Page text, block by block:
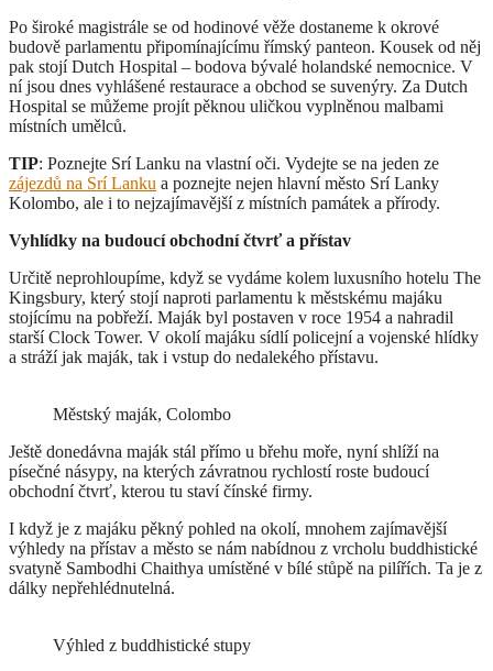
Po široké magistrále se od hodinové věže dostaneme k okrové
budově parlamentu připomínajícímu římský panteon. Kousek od něj
pak stojí Dutch Hospital – bodova bývalé holandské nemocnice. V
ní jsou dnes vyhlášené restaurace a obchod se suvenýry. Za Dutch
Hospital se můžeme projít pěknou uličkou vyplněnou malbami
místních umělců.
TIP: Poznejte Srí Lanku na vlastní oči. Vydejte se na jeden ze
zájezdů na Srí Lanku a poznejte nejen hlavní město Srí Lanky
Kolombo, ale i to nejzajímavější z místních památek a přírody.
Vyhlídky na budoucí obchodní čtvrť a přístav
Určitě neprohloupíme, když se vydáme kolem luxusního hotelu The
Kingsbury, který stojí naproti parlamentu k městskému majáku
stojícímu na pobřeží. Maják byl postaven v roce 1954 a nahradil
starší Clock Tower. V okolí majáku sídlí policejní a vojenské hlídky
a stráží jak maják, tak i vstup do nedalekého přístavu.
Městský maják, Colombo
Ještě donedávna maják stál přímo u břehu moře, nyní shlíží na
písečné násypy, na kterých závratnou rychlostí roste budoucí
obchodní čtvrť, kterou tu staví čínské firmy.
I když je z majáku pěkný pohled na okolí, mnohem zajímavější
výhledy na přístav a město se nám nabídnou z vrcholu buddhistické
svatyně Sambodhi Chaithya umístěné v bílé stůpě na pilířích. Ta je z
dálky nepřehlédnutelná.
Výhled z buddhistické stupy